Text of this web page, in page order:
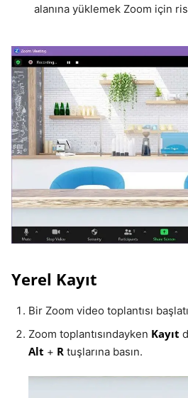
alanına yüklemek Zoom için
Yerel Kayıt
Bir Zoom video toplantısı
Zoom toplantısındayken Kayıt
Alt + R tuşlarına basın.